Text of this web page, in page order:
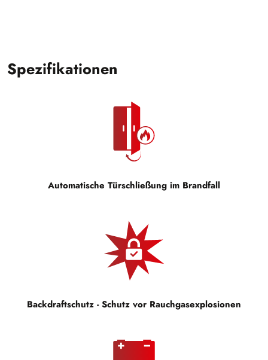
Spezifikationen
Automatische Türschließung im Brandfall
Backdraftschutz - Schutz vor Rauchgasexplosionen